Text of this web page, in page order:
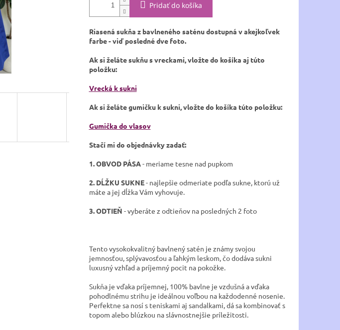
Pridať do košíka
Riasená sukňa z bavlneného saténu dostupná v akejkoľvek
farbe - viď posledné dve foto.
Ak si želáte sukňu s vreckami, vložte do košíka aj túto
položku:
Vrecká k sukni
Ak si želáte gumičku k sukni, vložte do košíka túto položku:
Gumička do vlasov
Stačí mi do objednávky zadať:
1. OBVOD PÁSA- meriame tesne nad pupkom
2. DĹŽKU SUKNE- najlepšie odmeriate podľa sukne, ktorú už
máte a jej dĺžka Vám vyhovuje.
3. ODTIEŇ - vyberáte z odtieňov na posledných 2 foto
Tento vysokokvalitný bavlnený satén je známy svojou
jemnosťou, splývavosťou a ľahkým leskom, čo dodáva sukni
luxusný vzhľad a príjemný pocit na pokožke.
Sukňa je vďaka príjemnej, 100% bavlne je vzdušná a vďaka
pohodlnému strihu je ideálnou voľbou na každodenné nosenie.
Perfektne sa nosí s teniskami aj sandalkami, dá sa kombinovať s
topom alebo blúzkou na slávnostnejšie príležitosti.